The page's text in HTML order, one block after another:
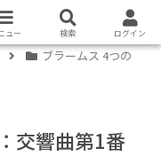
ブラームス 4つの
交響曲第1番
ュー 検索 ログイン